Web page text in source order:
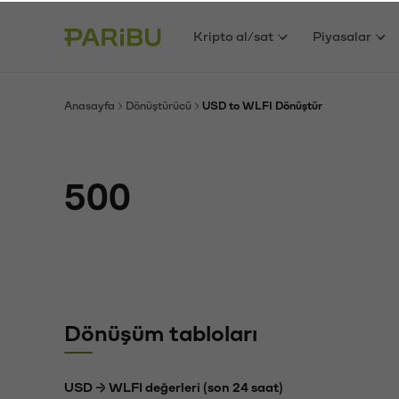
Kripto al/sat Piyasalar
Anasayfa Dönüştürücü USD to WLFI Dönüştür
Dönüşüm tabloları
USD → WLFI değerleri (son 24 saat)